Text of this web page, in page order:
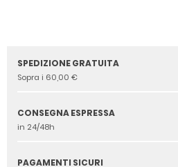
SPEDIZIONE GRATUITA
Sopra i 60,00 €
CONSEGNA ESPRESSA
in 24/48h
PAGAMENTI SICURI